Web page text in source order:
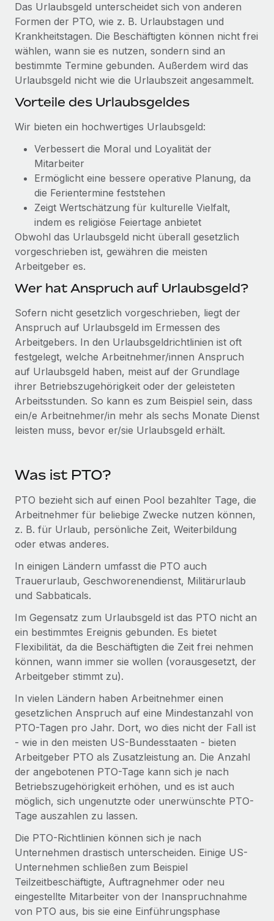
Geräteverwaltung
Globale Bereitstellung und Verfolgung von IT-
Geräten
Gründung von Niederlassungen
Niederlassungen
Mobilität und Relocation
Mühelose Relocation von Mitarbeiter:innen
Benefits
Mühelose Verwaltung von Benefits
Open-Source-Infrastrukturen. Das...
Mehr erfahren
Strategische Partnerschaft zwischen
Management und Payroll
Reverse Tech auf einen Blick Das Gesundheits- und
Mehr erfahren
Globale Payroll
EOR und PEO
Contractor Management
Steuern
BLOG
Neues zu Remote-Produkten: Integration mit
Gusto und Zero und Contractor Management
Plus
Auch im neuen Jahr wollen wir bei Remote Unternehmen
aller Größen dabei unterstützen, die beste...
Mehr erfahren
Wie Phiture 55 Mitarbeiter:innen in 19 Ländern
mit Remote verwaltet
Phiture ist der unumstrittene Marktführer im Bereich der
Wachstumsberatung für mobile Apps. Das...
Mehr erfahren
Das Urlaubsgeld unterscheidet sich von anderen
Formen der PTO, wie z. B. Urlaubstagen und
Krankheitstagen. Die Beschäftigten können nicht frei
wählen, wann sie es nutzen, sondern sind an
bestimmte Termine gebunden. Außerdem wird das
Urlaubsgeld nicht wie die Urlaubszeit angesammelt.
Vorteile des Urlaubsgeldes
Wir bieten ein hochwertiges Urlaubsgeld:
Verbessert die Moral und Loyalität der
Mitarbeiter
Ermöglicht eine bessere operative Planung, da
die Ferientermine feststehen
Zeigt Wertschätzung für kulturelle Vielfalt,
indem es religiöse Feiertage anbietet
Obwohl das Urlaubsgeld nicht überall gesetzlich
vorgeschrieben ist, gewähren die meisten
Arbeitgeber es.
Wer hat Anspruch auf Urlaubsgeld?
Sofern nicht gesetzlich vorgeschrieben, liegt der
Anspruch auf Urlaubsgeld im Ermessen des
Arbeitgebers. In den Urlaubsgeldrichtlinien ist oft
festgelegt, welche Arbeitnehmer/innen Anspruch
auf Urlaubsgeld haben, meist auf der Grundlage
ihrer Betriebszugehörigkeit oder der geleisteten
Arbeitsstunden. So kann es zum Beispiel sein, dass
ein/e Arbeitnehmer/in mehr als sechs Monate Dienst
leisten muss, bevor er/sie Urlaubsgeld erhält.
Was ist PTO?
PTO bezieht sich auf einen Pool bezahlter Tage, die
Arbeitnehmer für beliebige Zwecke nutzen können,
z. B. für Urlaub, persönliche Zeit, Weiterbildung
oder etwas anderes.
In einigen Ländern umfasst die PTO auch
Trauerurlaub, Geschworenendienst, Militärurlaub
und Sabbaticals.
Im Gegensatz zum Urlaubsgeld ist das PTO nicht an
ein bestimmtes Ereignis gebunden. Es bietet
Flexibilität, da die Beschäftigten die Zeit frei nehmen
können, wann immer sie wollen (vorausgesetzt, der
Arbeitgeber stimmt zu).
In vielen Ländern haben Arbeitnehmer einen
gesetzlichen Anspruch auf eine Mindestanzahl von
PTO-Tagen pro Jahr. Dort, wo dies nicht der Fall ist
- wie in den meisten US-Bundesstaaten - bieten
Arbeitgeber PTO als Zusatzleistung an. Die Anzahl
der angebotenen PTO-Tage kann sich je nach
Betriebszugehörigkeit erhöhen, und es ist auch
möglich, sich ungenutzte oder unerwünschte PTO-
Tage auszahlen zu lassen.
Die PTO-Richtlinien können sich je nach
Unternehmen drastisch unterscheiden. Einige US-
Unternehmen schließen zum Beispiel
Teilzeitbeschäftigte, Auftragnehmer oder neu
eingestellte Mitarbeiter von der Inanspruchnahme
von PTO aus, bis sie eine Einführungsphase